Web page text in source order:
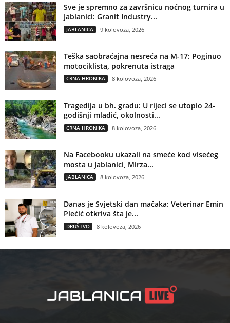
Sve je spremno za završnicu noćnog turnira u
Jablanici: Granit Industry...
JABLANICA 9 kolovoza, 2026
Teška saobraćajna nesreća na M-17: Poginuo
motociklista, pokrenuta istraga
CRNA HRONIKA 8 kolovoza, 2026
Tragedija u bh. gradu: U rijeci se utopio 24-
godišnji mladić, okolnosti...
CRNA HRONIKA 8 kolovoza, 2026
Na Facebooku ukazali na smeće kod visećeg
mosta u Jablanici, Mirza...
JABLANICA 8 kolovoza, 2026
Danas je Svjetski dan mačaka: Veterinar Emin
Plećić otkriva šta je...
DRUŠTVO 8 kolovoza, 2026